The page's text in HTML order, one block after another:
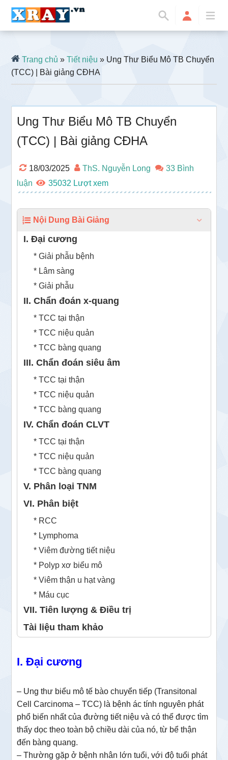
Trang chủ »Tiết niệu » Ung Thư Biểu Mô TB Chuyển
(TCC) | Bài giảng CĐHA
Ung Thư Biểu Mô TB Chuyển
(TCC) | Bài giảng CĐHA
18/03/2025 ThS. Nguyễn Long
33 Bình
luận
35032
Nội Dung Bài Giảng
I. Đại cương
* Giải phẫu bệnh
* Lâm sàng
* Giải phẫu
II. Chẩn đoán x-quang
* TCC tại thận
* TCC niệu quản
* TCC bàng quang
III. Chẩn đoán siêu âm
* TCC tại thận
* TCC niệu quản
* TCC bàng quang
IV. Chẩn đoán CLVT
* TCC tại thận
* TCC niệu quản
* TCC bàng quang
V. Phân loại TNM
VI. Phân biệt
* RCC
* Lymphoma
* Viêm đường tiết niệu
* Polyp xơ biểu mô
* Viêm thận u hạt vàng
* Máu cục
VII. Tiên lượng & Điều trị
Tài liệu tham khảo
I. Đại cương
– Ung thư biểu mô tế bào chuyển tiếp (Transitonal
Cell Carcinoma – TCC) là bệnh ác tính nguyên phát
phổ biến nhất của đường tiết niệu và có thể được tìm
thấy dọc theo toàn bộ chiều dài của nó, từ bể thận
đến bàng quang.
–Thường gặp ở bệnh nhân lớn tuổi, với độ tuổi phát